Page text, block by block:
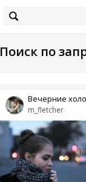
Поиск по
m_fletcher
Вечерние